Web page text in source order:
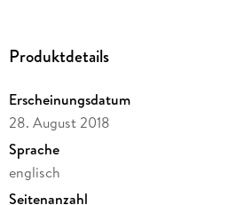
beyond, in the company of two
'Tender and devastating.' Guardian
'A book to cancel plans for.' Grazia
'A classic coming-of-age love story.'
Sally Rooney's book 'Normal People'
bestseller w/c 2018-12-24
Produktdetails
Erscheinungsdatum
28. August 2018
Sprache
englisch
Seitenanzahl